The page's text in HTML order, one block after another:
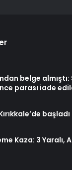
belge
parası iade
başladı
Kaza: 3 Yaralı,